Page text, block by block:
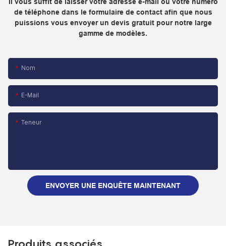
de téléphone dans le formulaire de contact afin que nous
puissions vous envoyer un devis gratuit pour notre large
gamme de modèles.
Nom
E-Mail
Teneur
ENVOYER UNE ENQUÊTE MAINTENANT